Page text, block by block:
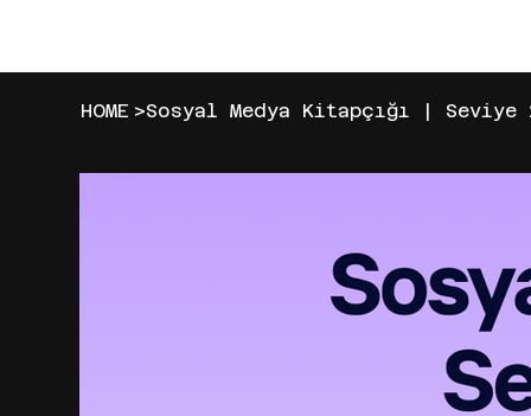
HOME >Sosyal Medya Kitapçığı | Seviye